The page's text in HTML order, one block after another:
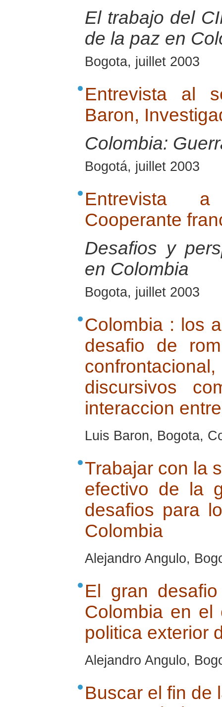
El trabajo del
de la paz en
Bogota, juillet 2003
Entrevista al
Baron,
Colombia:
Bogotá, juillet 2003
Entrevista
Cooperante
Desafios y
en Colombia
Bogota, juillet 2003
Colombia : los
desafio de
discursivos
interaccion
Luis Baron, Bogota,
Trabajar con la
efectivo de la
desafios para
Colombia
Alejandro Angulo,
El gran
Colombia en el
politica exterior
Alejandro Angulo,
Buscar el fin de